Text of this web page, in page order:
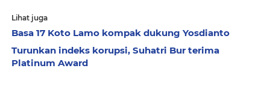
Lihat juga
Basa 17 Koto Lamo kompak dukung Yosdianto
Turunkan indeks korupsi, Suhatri Bur terima
Platinum Award